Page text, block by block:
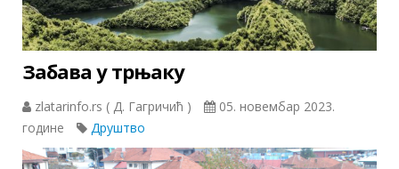
Забава у трњаку
zlatarinfo.rs ( Д. Гагричић )
05. новембар 2023.
године
Друштво